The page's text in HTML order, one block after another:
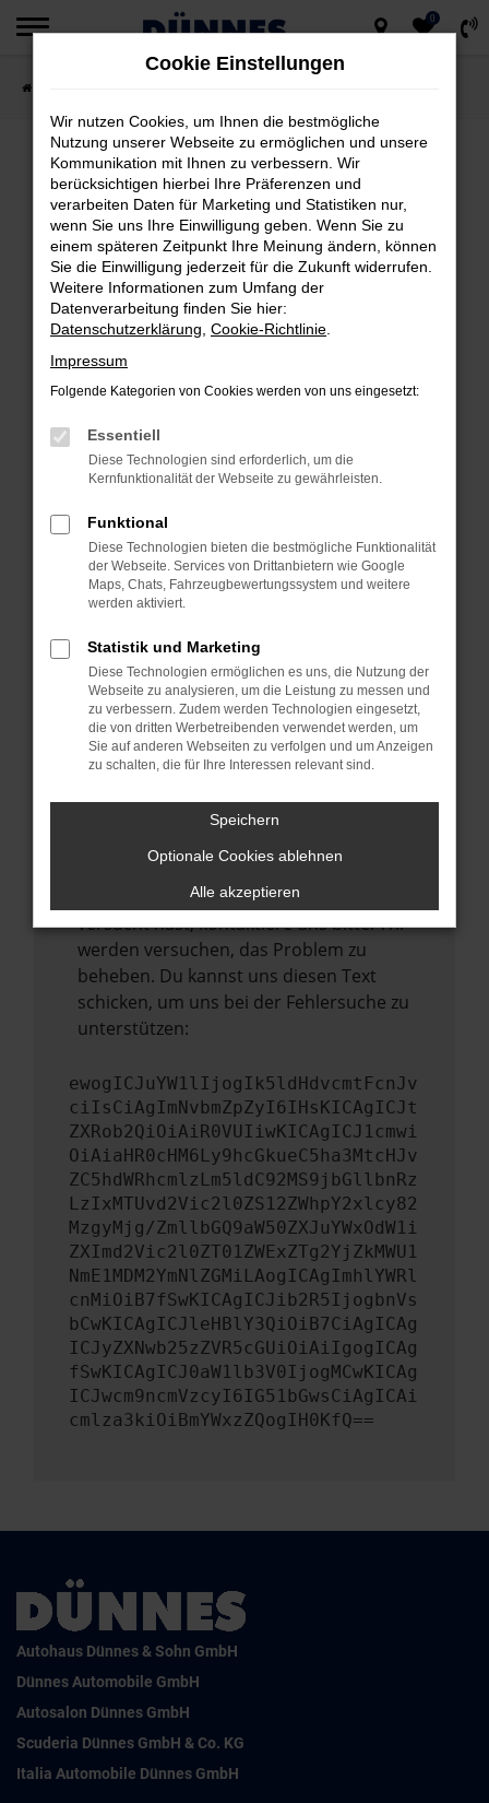
Zum
springen
0
FEHLER: NETWORK ERROR
Beim Laden ist ein Fehler aufgetreten.
Hier sind ein paar Tipps, die dir helfen können:
Überprüfe deine Firewall und deine
Internetverbindung.
Laden andere Webseiten, zum Beispiel
deine Suchmaschine?
Prüfe deine Browsererweiterungen.
Manche Erweiterungen, wie Werbeblocker,
können das Laden bestimmter Seiten
anderen Browser oder in einem privaten
Fenster?
Starte dein Gerät neu.
vorübergehende Probleme zu beheben.
Stelle sicher, dass dein Browser und dein
Betriebssystem auf dem neuesten Stand
sind.
Veraltete Software birgt nicht nur ein
führen, dass bestimmte Funktionen nicht
mehr unterstützt werden.
Wende dich an den Webseitenbetreiber.
Wenn du alle oben genannten Schritte
versucht hast, kontaktiere uns bitte. Wir
werden versuchen, das Problem zu
beheben. Du kannst uns diesen Text
schicken, um uns bei der Fehlersuche zu
unterstützen:
ewogICJuYW1lIjogIk5ldHdvcmtFcnJv
ciIsCiAgImNvbmZpZyI6IHsKICAgICJt
ZXRob2QiOiAiR0VUIiwKICAgICJ1cmwi
OiAiaHR0cHM6Ly9hcGkueC5ha3MtcHJv
ZC5hdWRhcmlzLm5ldC92MS9jbGllbnRz
LzIxMTUvd2Vic2l0ZS12ZWhpY2xlcy82
MzgyMjg/ZmllbGQ9aW50ZXJuYWxOdW1i
ZXImd2Vic2l0ZT01ZWExZTg2YjZkMWU1
NmE1MDM2YmNlZGMiLAogICAgImhlYWRl
cnMiOiB7fSwKICAgICJib2R5IjogbnVs
bCwKICAgICJleHBlY3QiOiB7CiAgICAg
ICJyZXNwb25zZVR5cGUiOiAiIgogICAg
fSwKICAgICJ0aW1lb3V0IjogMCwKICAg
ICJwcm9ncmVzcyI6IG51bGwsCiAgICAi
cmlza3kiOiBmYWxzZQogIH0KfQ==
Autohaus Dünnes & Sohn GmbH
Dünnes Automobile GmbH
Autosalon Dünnes GmbH
Scuderia Dünnes GmbH & Co. KG
Italia Automobile Dünnes GmbH
Cookie Einstellungen
Wir nutzen Cookies, um Ihnen die bestmögliche
Nutzung unserer Webseite zu ermöglichen und unsere
Kommunikation mit Ihnen zu verbessern. Wir
berücksichtigen hierbei Ihre Präferenzen und
verarbeiten Daten für Marketing und Statistiken nur,
wenn Sie uns Ihre Einwilligung geben. Wenn Sie zu
einem späteren Zeitpunkt Ihre Meinung ändern, können
Sie die Einwilligung jederzeit für die Zukunft widerrufen.
Weitere Informationen zum Umfang der
Datenverarbeitung finden Sie hier:
Datenschutzerklärung Cookie-Richtlinie
Impressum
Folgende Kategorien von Cookies werden von uns eingesetzt:
Essentiell
Diese Technologien sind erforderlich, um die
Kernfunktionalität der Webseite zu gewährleisten.
Funktional
Diese Technologien bieten die bestmögliche Funktionalität
der Webseite. Services von Drittanbietern wie Google
Maps, Chats, Fahrzeugbewertungssystem und weitere
werden aktiviert.
Statistik und Marketing
Diese Technologien ermöglichen es uns, die Nutzung der
Webseite zu analysieren, um die Leistung zu messen und
zu verbessern. Zudem werden Technologien eingesetzt,
die von dritten Werbetreibenden verwendet werden, um
Sie auf anderen Webseiten zu verfolgen und um Anzeigen
zu schalten, die für Ihre Interessen relevant sind.
Speichern
Optionale Cookies ablehnen
Alle akzeptieren